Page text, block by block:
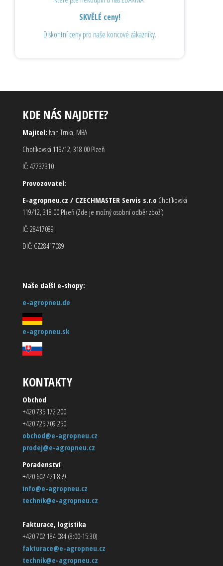
SKVĚLÉ ceny!
Diskontní ceny pro naše koncové zákazníky.
KDE NÁS NAJDETE?
Majitel: Ivan Trnka, MBA
Chotíkovská 119/12, 318 00 Plzeň
IČ: 47737310
Provozovatel:
E-agropneu.cz / CZECHMASTER Servis s.r.o Chotíkovská
119/12, 318 00 Plzeň (Zde je možný osobní odběr zboží)
IČ: 28417089
DIČ: CZ28417089
Naše další e-shopy:
e-agropneu.de
e-agropneu.sk
KONTAKTY
Obchod
+420 735 172 200
+420 725 709 250
obchod@e-agropneu.cz
prodej@e-agropneu.cz
Poradenství
+420 602 421 859
info@e-agropneu.cz
technik@e-agropneu.cz
Fakturace, logistika
+420 702 184 084 (8:00-15:30)
fakturace@e-agropneu.cz
technik@e-agropneu.cz